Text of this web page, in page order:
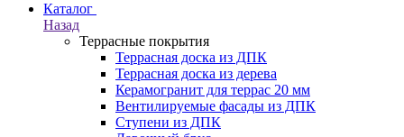
Каталог
Назад
Террасные покрытия
Террасная доска из ДПК
Террасная доска из дерева
Керамогранит для террас 20 мм
Вентилируемые фасады из ДПК
Ступени из ДПК